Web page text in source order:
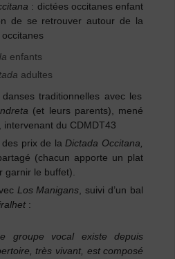
: dictées occitanes enfant
de se retrouver autour de la
enfants
adultes
danses traditionnelles avec les
(et leurs parents) , mené
intervenant du CDMDT43
prix de la Dictada Occitana,
(chacun apporte un plat
garnir le buffet).
Los Manigans , suivi d’un bal
:
groupe vocal existe depuis
très vivant, est composé